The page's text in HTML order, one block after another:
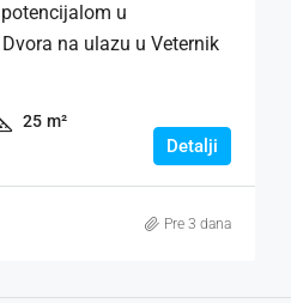
u
na ulazu u Veternik
25 m²
Detalji
Pre 3 dana